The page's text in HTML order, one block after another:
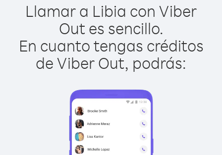
Llamar a Libia con Viber
Out es sencillo.
En cuanto tengas créditos
de Viber Out, podrás: